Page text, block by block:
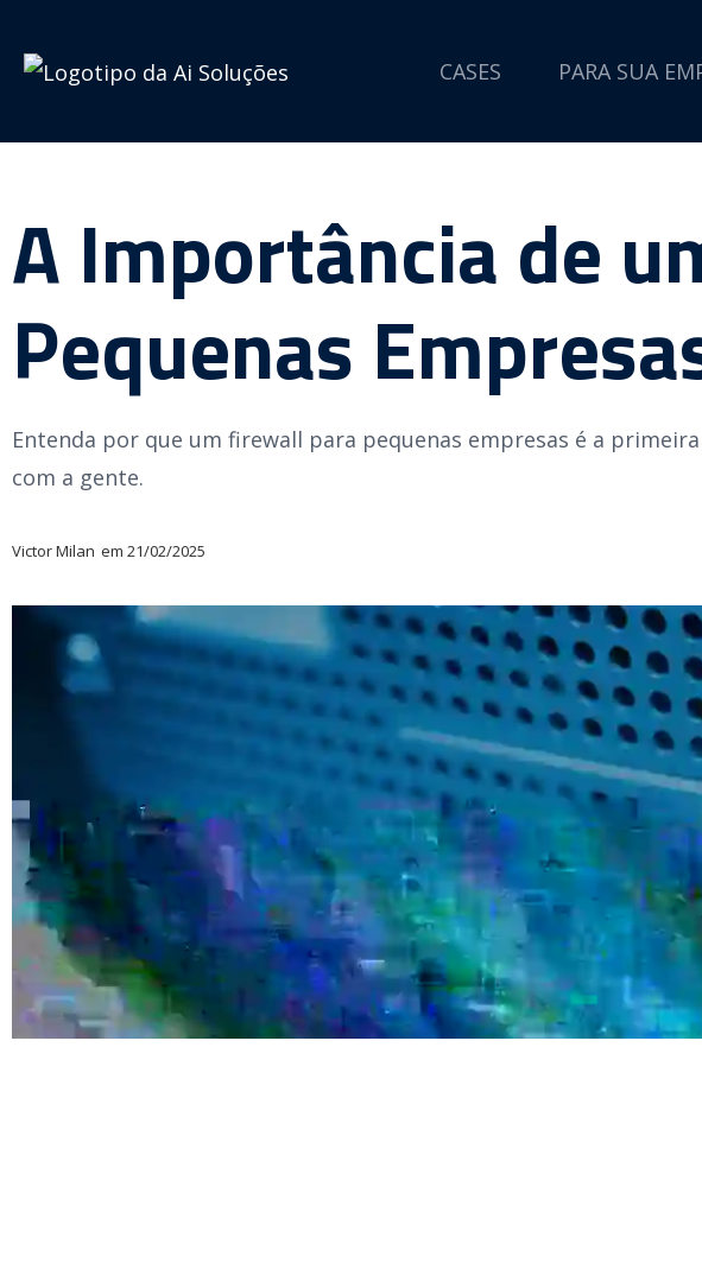
CASES PARA SUA
A Importância de
Pequenas
Entenda por que um firewall para pequenas empresas é a
com a gente.
Victor Milan em 21/02/2025